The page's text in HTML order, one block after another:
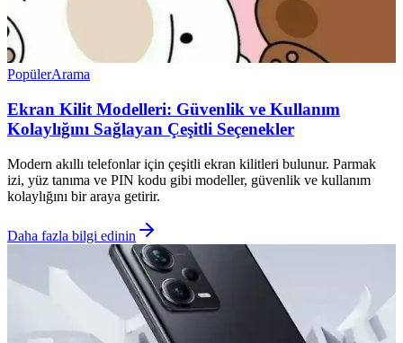
PopülerArama
Ekran Kilit Modelleri: Güvenlik ve Kullanım
Kolaylığını Sağlayan Çeşitli Seçenekler
Modern akıllı telefonlar için çeşitli ekran kilitleri bulunur. Parmak
izi, yüz tanıma ve PIN kodu gibi modeller, güvenlik ve kullanım
kolaylığını bir araya getirir.
Daha fazla bilgi edinin